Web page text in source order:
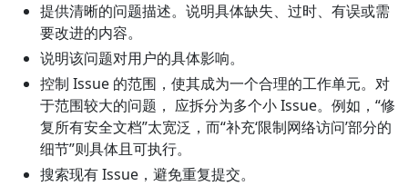
提供清晰的问题描述。说明具体缺失、过时、有误或需
要改进的内容。
说明该问题对用户的具体影响。
控制 Issue 的范围，使其成为一个合理的工作单元。对
于范围较大的问题， 应拆分为多个小 Issue。例如，“修
复所有安全文档”太宽泛，而“补充‘限制网络访问’部分的
细节”则具体且可执行。
搜索现有 Issue，避免重复提交。